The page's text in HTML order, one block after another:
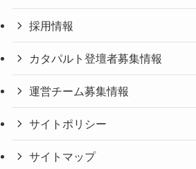
採用情報
カタパルト登壇者募集情報
運営チーム募集情報
サイトポリシー
サイトマップ